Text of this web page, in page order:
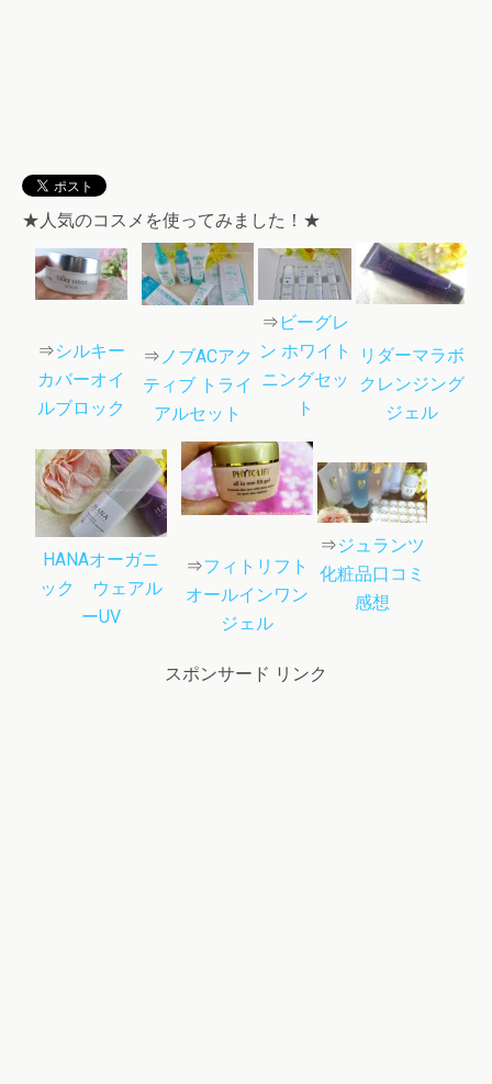
★人気のコスメを使ってみました！★
⇒シルキー
カバーオイ
ルブロック
⇒ ノブACアク
ティブ トライ
アルセット
⇒ ビーグレ
ン ホワイト
ニングセッ
ト
リダーマラボ
クレンジング
ジェル
HANAオーガニ
ック ウェアル
ーUV
⇒フィトリフト
オールインワン
ジェル
⇒ジュランツ
化粧品口コミ
感想
スポンサード リンク